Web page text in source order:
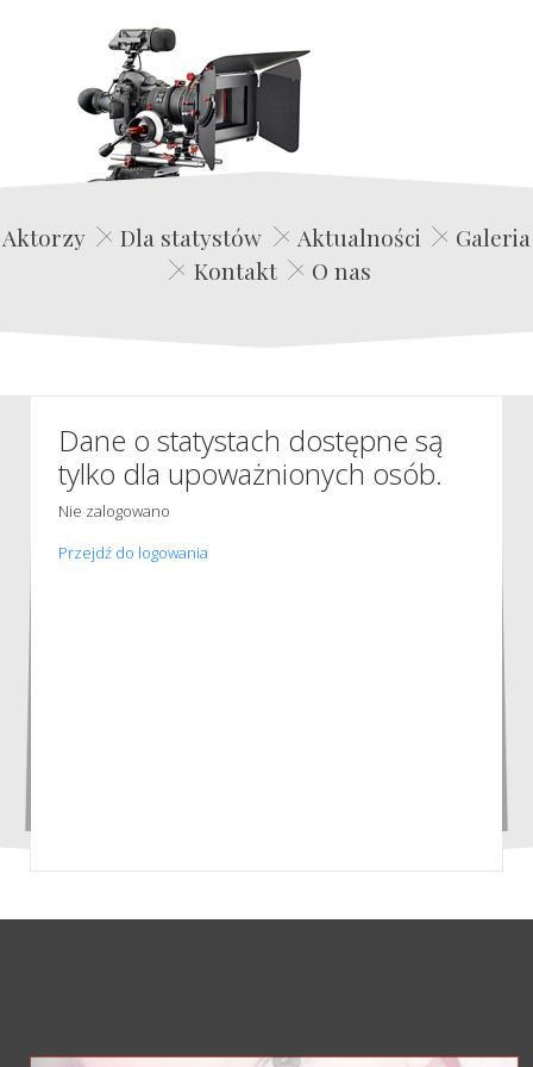
Edwin Film Agencja Aktorska
Aktorzy Dla statystów Aktualności
Galeria
Kontakt
O nas
Dane o statystach dostępne są
tylko dla upoważnionych osób.
Nie zalogowano
Przejdź do logowania